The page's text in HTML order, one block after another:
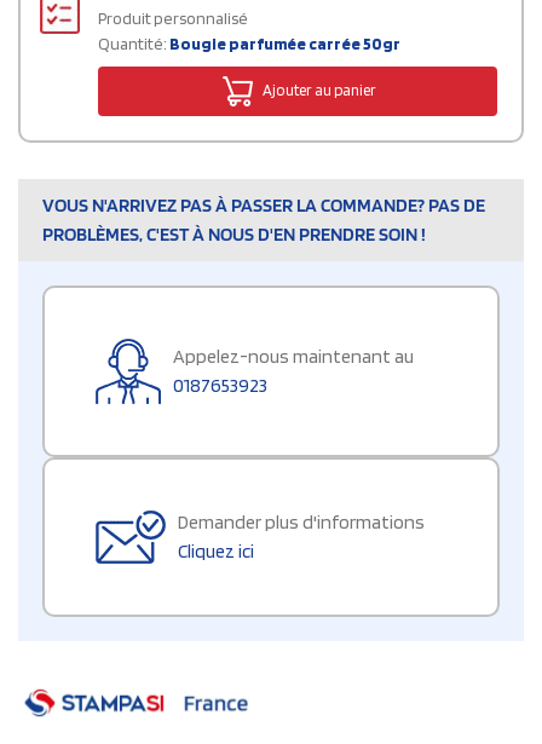
Produit personnalisé
Quantité: Bougie parfumée carrée 50gr
Ajouter au panier
VOUS N'ARRIVEZ PAS À PASSER LA COMMANDE? PAS DE
PROBLÈMES, C'EST À NOUS D'EN PRENDRE SOIN !
Appelez-nous maintenant au
0187653923
Demander plus d'informations
Cliquez ici